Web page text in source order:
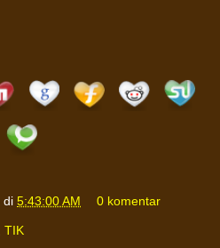
di 5:43:00 AM 0 komentar
TIK